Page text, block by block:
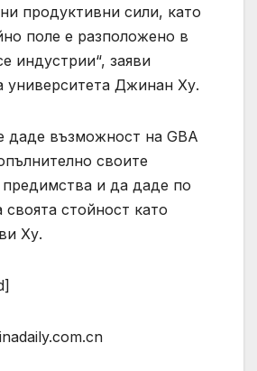
продуктивни сили, като
поле е разположено в
индустрии“, заяви
университета Джинан Ху.
даде възможност на GBA
своите
и да даде по
своята стойност като
Ху.